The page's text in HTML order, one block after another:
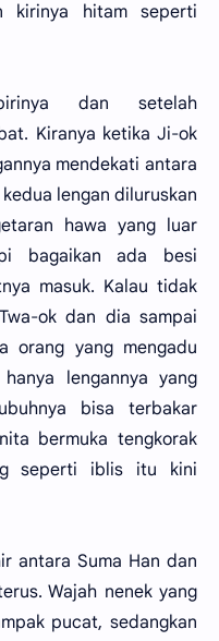
kirinya hitam seperti
dan setelah
Kiranya ketika Ji-ok
mendekati antara
lengan diluruskan
hawa yang luar
bagaikan ada besi
masuk. Kalau tidak
ok dan dia sampai
orang yang mengadu
lengannya yang
bisa terbakar
bermuka tengkorak
seperti iblis itu kini
antara Suma Han dan
Wajah nenek yang
pucat, sedangkan